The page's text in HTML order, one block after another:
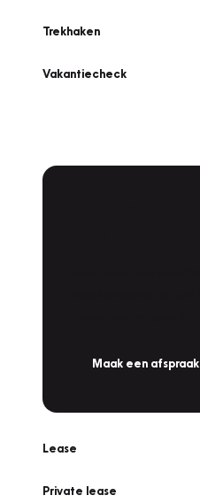
Trekhaken
Vakantiecheck
Maak een afspraak
Lease
Private lease